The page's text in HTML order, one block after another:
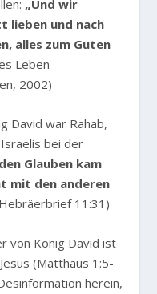
„Und wir
lieben und nach
alles zum Guten
Leben
2002)
David war Rahab,
bei der
Glauben kam
mit den anderen
11:31)
von König David ist
(Matthäus 1:5-
herein,